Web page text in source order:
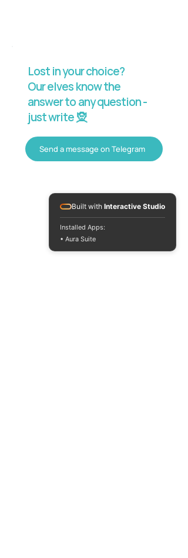
Lost in your choice?
Our elves know the
answer to any question -
just write 🧝
Send a message on Telegram
Built with Interactive Studio
Installed Apps:
• Aura Suite